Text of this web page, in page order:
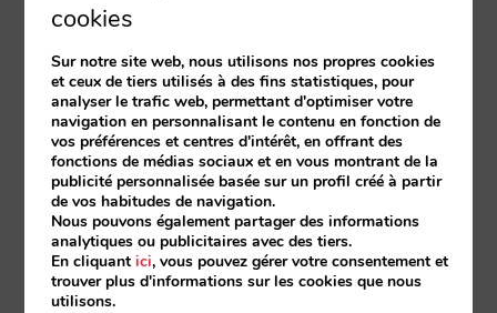
cookies
Sur notre site web, nous utilisons nos propres cookies
et ceux de tiers utilisés à des fins statistiques, pour
analyser le trafic web, permettant d'optimiser votre
navigation en personnalisant le contenu en fonction de
vos préférences et centres d'intérêt, en offrant des
fonctions de médias sociaux et en vous montrant de la
publicité personnalisée basée sur un profil créé à partir
de vos habitudes de navigation.
Nous pouvons également partager des informations
analytiques ou publicitaires avec des tiers.
En cliquantici, vous pouvez gérer votre consentement et
trouver plus d'informations sur les cookies que nous
utilisons.